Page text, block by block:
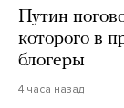
Путин
которого в
блогеры
4 часа назад